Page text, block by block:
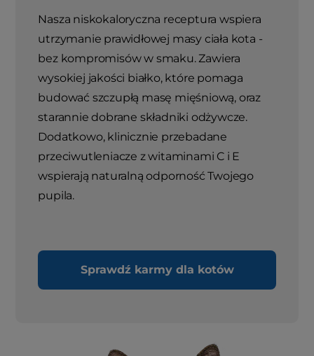
Nasza niskokaloryczna receptura wspiera
utrzymanie prawidłowej masy ciała kota -
bez kompromisów w smaku. Zawiera
wysokiej jakości białko, które pomaga
budować szczupłą masę mięśniową, oraz
starannie dobrane składniki odżywcze.
Dodatkowo, klinicznie przebadane
przeciwutleniacze z witaminami C i E
wspierają naturalną odporność Twojego
pupila.
Sprawdź karmy dla kotów